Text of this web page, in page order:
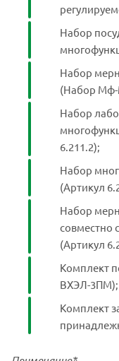
Набор
Набор
(Набор Мф-
Набор
6.211.2);
Набор
(Артикул
Набор
совместно
(Артикул
Комплект
ВХЭЛ-3ПМ);
Комплект